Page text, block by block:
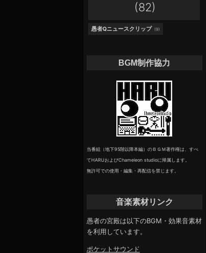
(82)
愚者Qニュースクリップ (9)
BGM制作協力
当番組（地下95階以降本編）のＢＧＭ著作権は、すべ
てHARUおよびChameleon studioに帰属します。
無許可での使用・編集・再配信を禁じます。
音楽素材リンク
愚者の宮殿は以下のBGM・効果音素材
を利用しています。
ポケットサウンド